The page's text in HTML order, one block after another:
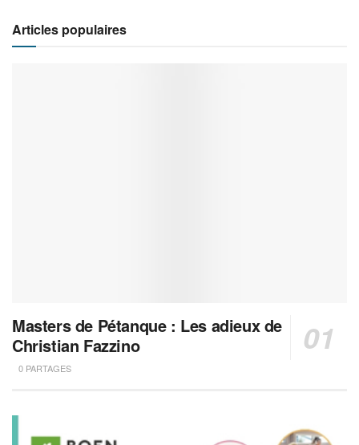
Articles populaires
Masters de Pétanque : Les adieux de
Christian Fazzino
0 PARTAGES